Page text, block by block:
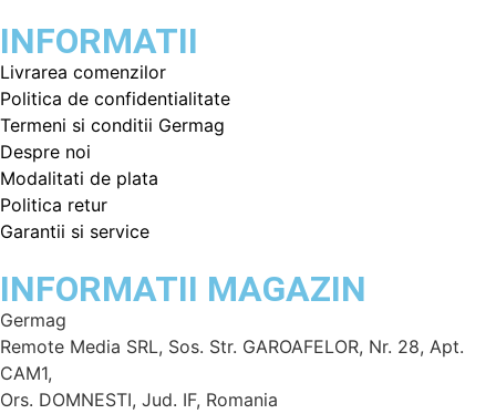
INFORMATII
Livrarea comenzilor
Politica de confidentialitate
Termeni si conditii Germag
Despre noi
Modalitati de plata
Politica retur
Garantii si service
INFORMATII MAGAZIN
Germag
Remote Media SRL, Sos. Str. GAROAFELOR, Nr. 28, Apt.
CAM1,
Ors. DOMNESTI, Jud. IF, Romania